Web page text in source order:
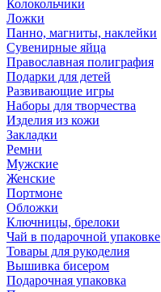
Колокольчики
Ложки
Панно, магниты, наклейки
Сувенирные яйца
Православная полиграфия
Подарки для детей
Развивающие игры
Наборы для творчества
Изделия из кожи
Закладки
Ремни
Мужские
Женские
Портмоне
Обложки
Ключницы, брелоки
Чай в подарочной упаковке
Товары для рукоделия
Вышивка бисером
Подарочная упаковка